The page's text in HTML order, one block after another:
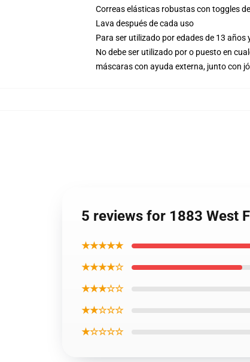
Correas elásticas robustas con toggles
Lava después de cada uso
Para ser utilizado por edades de 13 años
No debe ser utilizado por o puesto en
máscaras con ayuda externa, junto con
5 reviews for 1883 West
★★★★★
★★★★☆
★★★☆☆
★★☆☆☆
★☆☆☆☆